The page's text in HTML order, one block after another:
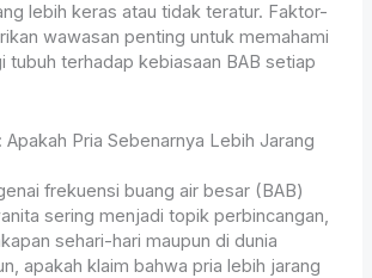
lebih keras atau tidak teratur. Faktor-
wawasan penting untuk memahami
tubuh terhadap kebiasaan BAB setiap
Pria Sebenarnya Lebih Jarang
frekuensi buang air besar (BAB)
sering menjadi topik perbincangan,
sehari-hari maupun di dunia
apakah klaim bahwa pria lebih jarang